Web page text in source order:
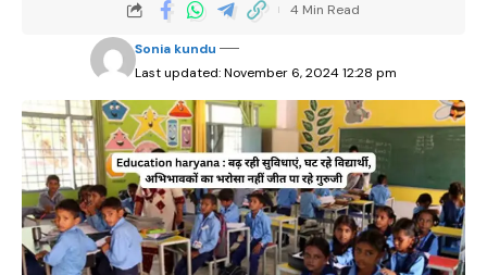
Last updated: November 6, 2024 12:28 pm
Sonia kundu
4 Min Read